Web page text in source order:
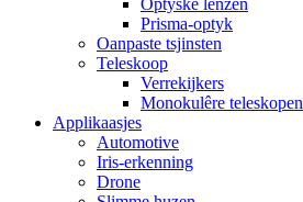
Optyske lenzen
Prisma-optyk
Oanpaste tsjinsten
Teleskoop
Verrekijkers
Monokulêre teleskopen
Applikaasjes
Automotive
Iris-erkenning
Drone